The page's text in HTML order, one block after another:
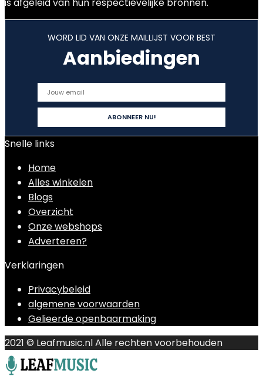
WORD LID VAN ONZE MAILLIJST VOOR BEST
Aanbiedingen
Snelle links
Home
Alles winkelen
Blogs
Overzicht
Onze webshops
Adverteren?
Verklaringen
Privacybeleid
algemene voorwaarden
Gelieerde openbaarmaking
2021 © Leafmusic.nl Alle rechten voorbehouden